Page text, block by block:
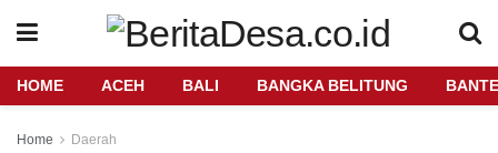
HOME ACEH BALI BANGKA BELITUNG
Home Daerah